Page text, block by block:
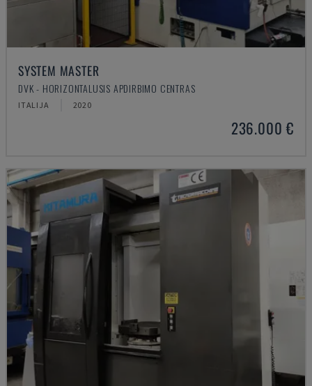
SYSTEM MASTER
DVK - HORIZONTALUSIS APDIRBIMO CENTRAS
ITALIJA 2020
236.000 €